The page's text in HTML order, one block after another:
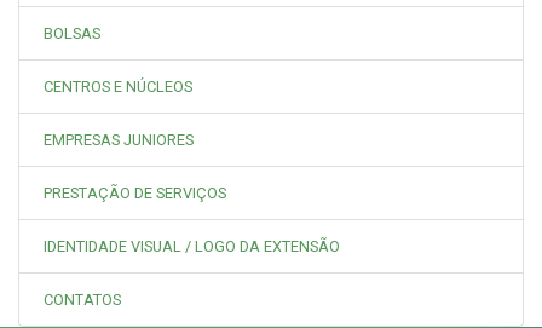
BOLSAS
CENTROS E NÚCLEOS
EMPRESAS JUNIORES
PRESTAÇÃO DE SERVIÇOS
IDENTIDADE VISUAL / LOGO DA EXTENSÃO
CONTATOS